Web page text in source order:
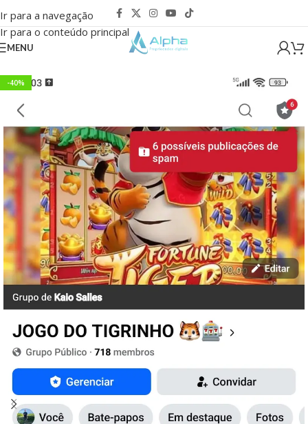
Ir para a navegação
Ir para o conteúdo principal
MENU
-40%